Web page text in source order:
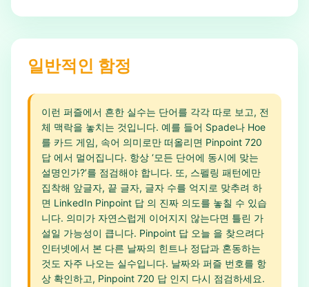
일반적인 함정
이런 퍼즐에서 흔한 실수는 단어를 각각 따로 보고, 전
체 맥락을 놓치는 것입니다. 예를 들어 Spade나 Hoe
를 카드 게임, 속어 의미로만 떠올리면 Pinpoint 720
답 에서 멀어집니다. 항상 ‘모든 단어에 동시에 맞는
설명인가?’를 점검해야 합니다. 또, 스펠링 패턴에만
집착해 앞글자, 끝 글자, 글자 수를 억지로 맞추려 하
면 LinkedIn Pinpoint 답 의 진짜 의도를 놓칠 수 있습
니다. 의미가 자연스럽게 이어지지 않는다면 틀린 가
설일 가능성이 큽니다. Pinpoint 답 오늘 을 찾으려다
인터넷에서 본 다른 날짜의 힌트나 정답과 혼동하는
것도 자주 나오는 실수입니다. 날짜와 퍼즐 번호를 항
상 확인하고, Pinpoint 720 답 인지 다시 점검하세요.